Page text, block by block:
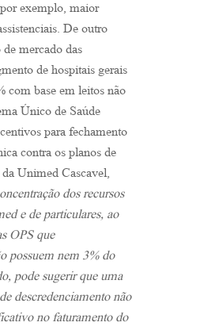
exemplo, maior
De outro
mercado das
de hospitais gerais
com base em leitos não
Único de Saúde
para fechamento
contra os planos de
Unimed Cascavel,
dos recursos
e de particulares, ao
OPS que
possuem nem 3% do
pode sugerir que uma
descredenciamento não
no faturamento do